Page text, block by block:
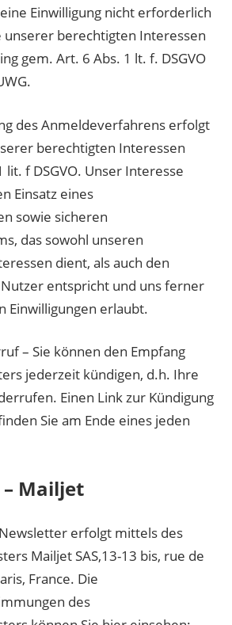
Einwilligung nicht erforderlich
unserer berechtigten Interessen
gem. Art. 6 Abs. 1 lt. f. DSGVO
des Anmeldeverfahrens erfolgt
berechtigten Interessen
lit. f DSGVO. Unser Interesse
Einsatz eines
sowie sicheren
das sowohl unseren
dient, als auch den
entspricht und uns ferner
Einwilligungen erlaubt.
– Sie können den Empfang
jederzeit kündigen, d.h. Ihre
Einen Link zur Kündigung
Sie am Ende eines jeden
Mailjet
erfolgt mittels des
Mailjet SAS,13-13 bis, rue de
France. Die
des